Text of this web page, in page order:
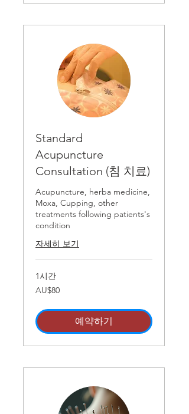
Standard
Acupuncture
Consultation (침 치료)
Acupuncture, herba medicine,
Moxa, Cupping, other
treatments following patients's
condition
자세히 보기
1시간
80
호
달
러
AU$80
예약하기